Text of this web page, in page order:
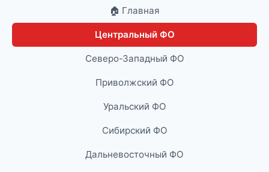
🏠 Главная
Центральный ФО
Северо-Западный ФО
Приволжский ФО
Уральский ФО
Сибирский ФО
Дальневосточный ФО